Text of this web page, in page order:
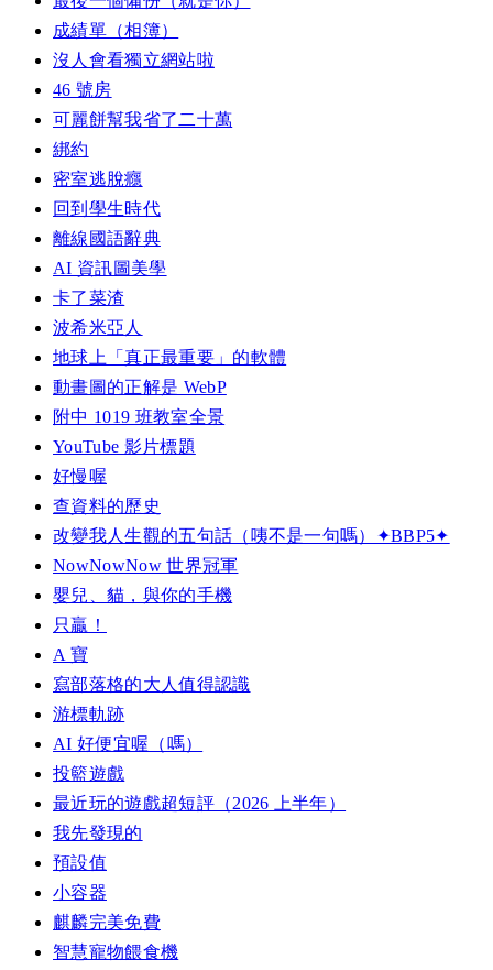
成績單（相簿）
沒人會看獨立網站啦
46 號房
可麗餅幫我省了二十萬
綁約
密室逃脫癮
回到學生時代
離線國語辭典
AI 資訊圖美學
卡了菜渣
波希米亞人
地球上「真正最重要」的軟體
動畫圖的正解是 WebP
附中 1019 班教室全景
YouTube 影片標題
好慢喔
查資料的歷史
改變我人生觀的五句話（咦不是一句嗎）✦BBP5✦
NowNowNow 世界冠軍
嬰兒、貓，與你的手機
只贏！
A 寶
寫部落格的大人值得認識
游標軌跡
AI 好便宜喔（嗎）
投籃遊戲
最近玩的遊戲超短評（2026 上半年）
我先發現的
預設值
小容器
麒麟完美免費
智慧寵物餵食機